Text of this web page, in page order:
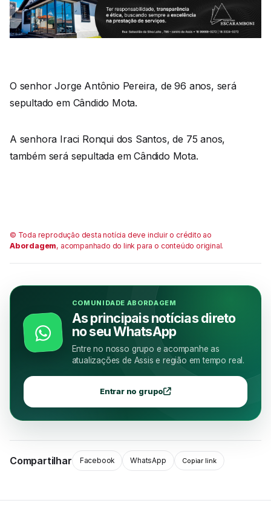
O senhor Jorge Antônio Pereira, de 96 anos, será
sepultado em Cândido Mota.
A senhora Iraci Ronqui dos Santos, de 75 anos,
também será sepultada em Cândido Mota.
© Toda reprodução desta notícia deve incluir o crédito ao
Abordagem, acompanhado do link para o conteúdo original.
COMUNIDADE ABORDAGEM
As principais notícias direto
no seu WhatsApp
Entre no nosso grupo e acompanhe as
atualizações de Assis e região em tempo real.
Entrar no grupo
Compartilhar Facebook WhatsApp Copiar link